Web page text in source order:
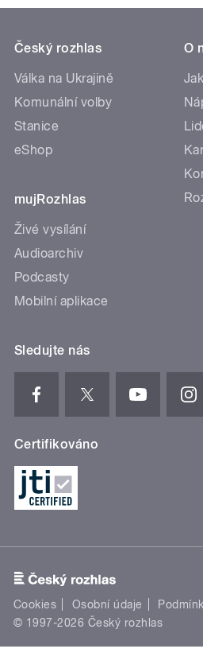
Český rozhlas
Válka na Ukrajině
Komunální volby
Stanice
eShop
mujRozhlas
Živé vysílání
Audioarchiv
Podcasty
Mobilní aplikace
O
Sledujte nás
Certifikováno
Cookies Osobní údaje
© 1997-2026 Český rozhlas